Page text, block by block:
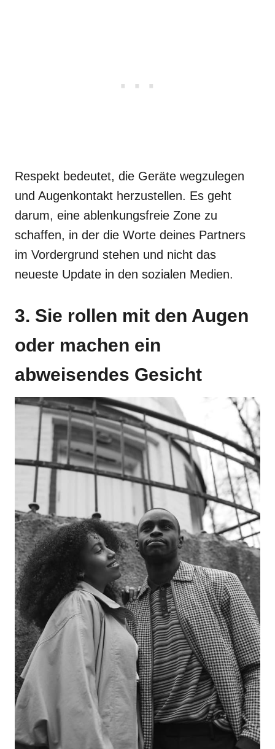
Respekt bedeutet, die Geräte wegzulegen
und Augenkontakt herzustellen. Es geht
darum, eine ablenkungsfreie Zone zu
schaffen, in der die Worte deines Partners
im Vordergrund stehen und nicht das
neueste Update in den sozialen Medien.
3. Sie rollen mit den Augen
oder machen ein
abweisendes Gesicht